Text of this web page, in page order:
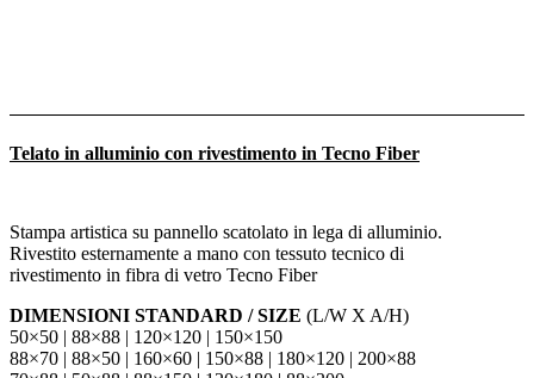
Telato in alluminio con rivestimento in Tecno Fiber
Stampa artistica su pannello scatolato in lega di alluminio.
Rivestito esternamente a mano con tessuto tecnico di
rivestimento in fibra di vetro Tecno Fiber
DIMENSIONI STANDARD / SIZE (L/W X A/H)
50×50 | 88×88 | 120×120 | 150×150
88×70 | 88×50 | 160×60 | 150×88 | 180×120 | 200×88